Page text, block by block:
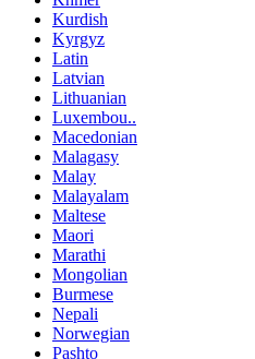
Kurdish
Kyrgyz
Latin
Latvian
Lithuanian
Luxembou..
Macedonian
Malagasy
Malay
Malayalam
Maltese
Maori
Marathi
Mongolian
Burmese
Nepali
Norwegian
Pashto